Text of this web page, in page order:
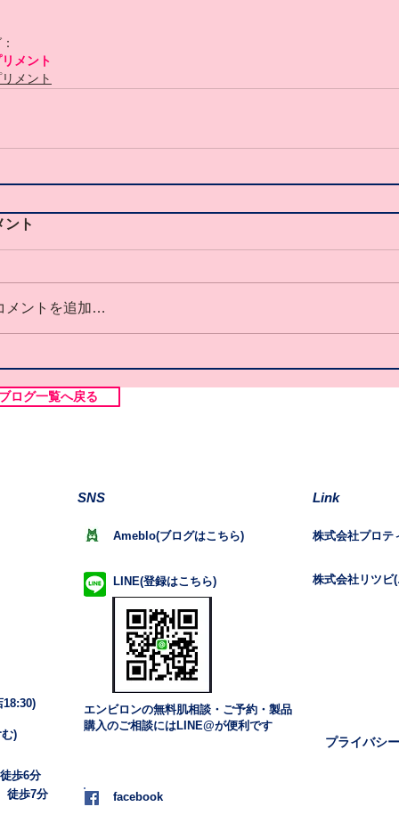
メント
メント
ント
メントを追加…
ブログ一覧へ戻る
18:30)
)
歩6分
歩7分
SNS
Ameblo(ブログはこちら)
LINE(登録はこちら)
エンビロンの無料肌相談・ご予約・製品
購入のご相談にはLINE@が便利です
facebook
Link
株式会社プロテ
株式会社リツビ
プライバシ